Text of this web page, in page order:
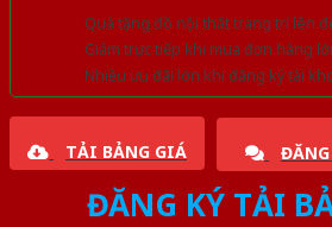
Quà tặng đồ nội thất trang trí lên
Giảm trực tiếp khi mua đơn hàng
Nhiều ưu đãi lớn khi đăng ký tài
TẢI BẢNG GIÁ
ĐĂNG KÝ TẢI